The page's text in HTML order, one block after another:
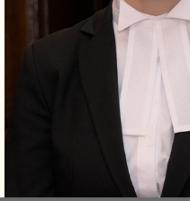
sont défectueux, le
d'expédition.
la responsabilité
d'envoi.
Si nous ne
et/ou à un échange
,